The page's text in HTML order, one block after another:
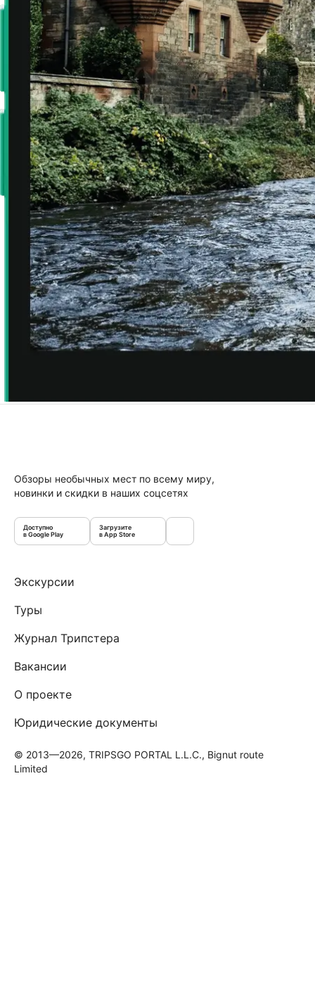
Обзоры необычных мест по всему миру,
новинки и скидки в наших соцсетях
Доступно
в Google Play
Загрузите
в App Store
Экскурсии
Туры
Журнал Трипстера
Вакансии
О проекте
Юридические документы
© 2013—2026, TRIPSGO PORTAL L.L.C., Bignut route
Limited